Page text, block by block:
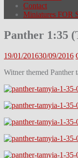
Contact
Miniatures FOR
Panther 1:35
19/01/201630/09/2016
Witner themed Panther